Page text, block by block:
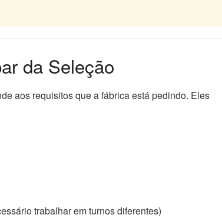
da Seleção
aos requisitos que a fábrica está pedindo. Eles
trabalhar em turnos diferentes)